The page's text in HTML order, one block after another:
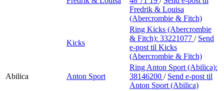
Fredrik & Louisa
(Abercrombie & Fitch)
Kicks
Ring Kicks (Abercrombie
& Fitch): 33221077 / Send
e-post til Kicks
(Abercrombie & Fitch)
Abilica Anton Sport
Ring Anton Sport (Abilica):
38146200 / Send e-post til
Anton Sport (Abilica)